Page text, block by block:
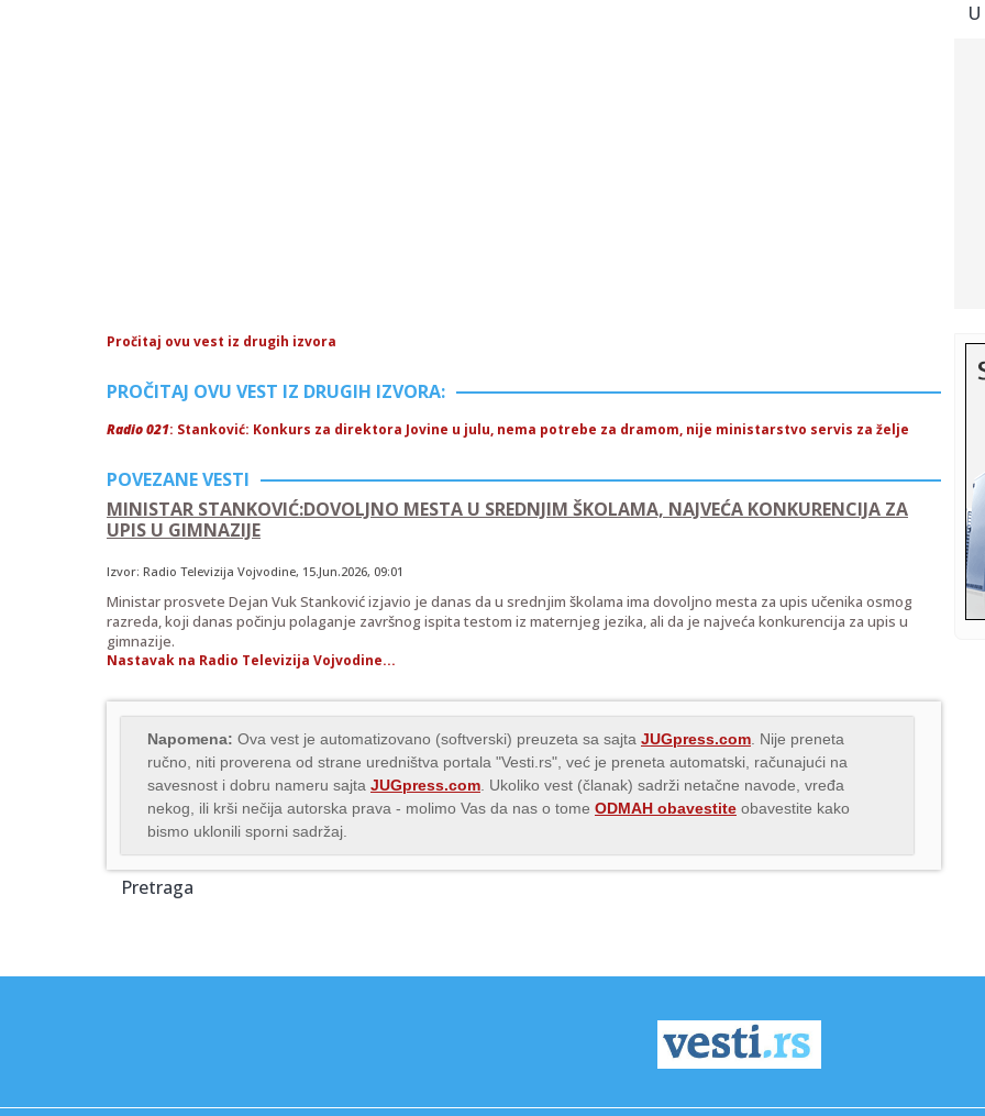
Pročitaj ovu vest iz drugih izvora
PROČITAJ OVU VEST IZ DRUGIH IZVORA:
Radio 021: Stanković: Konkurs za direktora Jovine u julu, nema potrebe za dramom, nije ministarstvo servis za želje
POVEZANE VESTI
MINISTAR STANKOVIĆ:DOVOLJNO MESTA U SREDNJIM ŠKOLAMA, NAJVEĆA KONKURENCIJA ZA
UPIS U GIMNAZIJE
Izvor: Radio Televizija Vojvodine, 15.Jun.2026, 09:01
Ministar prosvete Dejan Vuk Stanković izjavio je danas da u srednjim školama ima dovoljno mesta za upis učenika osmog
razreda, koji danas počinju polaganje završnog ispita testom iz maternjeg jezika, ali da je najveća konkurencija za upis u
gimnazije.
Nastavak na Radio Televizija Vojvodine...
Napomena: Ova vest je automatizovano (softverski) preuzeta sa sajta JUGpress.com . Nije preneta
ručno, niti proverena od strane uredništva portala "Vesti.rs", već je preneta automatski, računajući na
savesnost i dobru nameru sajta JUGpress.com . Ukoliko vest (članak) sadrži netačne navode, vređa
nekog, ili krši nečija autorska prava - molimo Vas da nas o tome ODMAH obavestite obavestite kako
bismo uklonili sporni sadržaj.
Pretraga